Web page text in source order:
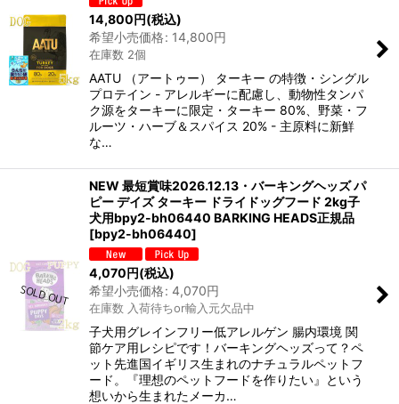
14,800円(税込)
希望小売価格: 14,800円
在庫数 2個
AATU （アートゥー） ターキー の特徴・シングル
プロテイン - アレルギーに配慮し、動物性タンパ
ク源をターキーに限定・ターキー 80%、野菜・フ
ルーツ・ハーブ＆スパイス 20% - 主原料に新鮮
な…
NEW 最短賞味2026.12.13・バーキングヘッズ パ
ピー デイズ ターキー ドライドッグフード 2kg子
犬用bpy2-bh06440 BARKING HEADS正規品
[bpy2-bh06440]
4,070円(税込)
希望小売価格: 4,070円
在庫数 入荷待ちor輸入元欠品中
子犬用グレインフリー低アレルゲン 腸内環境 関
節ケア用レシピです！バーキングヘッズって？ペ
ット先進国イギリス生まれのナチュラルペットフ
ード。『理想のペットフードを作りたい』という
想いから生まれたメーカ…